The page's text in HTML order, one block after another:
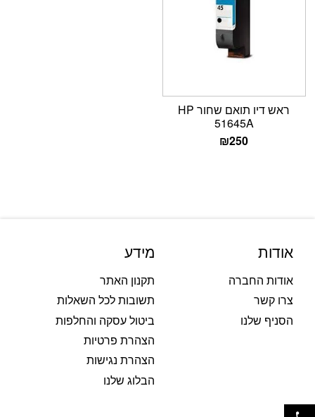
ראש דיו תואם שחור HP
51645A
₪250
אודות
אודות החברה
צרו קשר
הסניף שלנו
מידע
תקנון האתר
תשובות לכל השאלות
ביטול עסקה והחלפות
הצהרת פרטיות
הצהרת נגישות
הבלוג שלנו
פתח סרגל נגישות